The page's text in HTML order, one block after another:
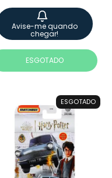
Avise-me quando
chegar!
ESGOTADO
ESGOTADO